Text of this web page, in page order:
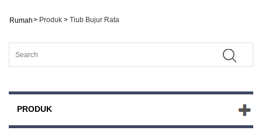
Rumah> Produk > Tiub Bujur Rata
PRODUK